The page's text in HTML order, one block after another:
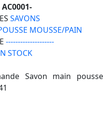
AC0001-
SAVONS
MOUSSE/PAIN
--------------------
STOCK
Savon main pousse